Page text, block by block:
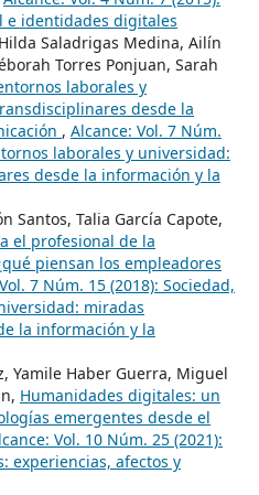
e identidades digitales
Saladrigas Medina, Ailín
Torres Ponjuan, Sarah
laborales y
desde la
, Alcance: Vol. 7 Núm.
laborales y universidad:
desde la información y la
Santos, Talia García Capote,
el profesional de la
piensan los empleadores
7 Núm. 15 (2018): Sociedad,
miradas
la información y la
Yamile Haber Guerra, Miguel
Humanidades digitales: un
emergentes desde el
Vol. 10 Núm. 25 (2021):
experiencias, afectos y